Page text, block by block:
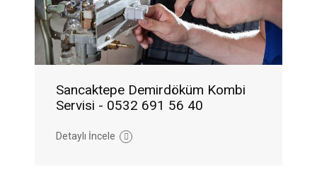
Sancaktepe Demirdöküm Kombi
Servisi - 0532 691 56 40
Detaylı İncele